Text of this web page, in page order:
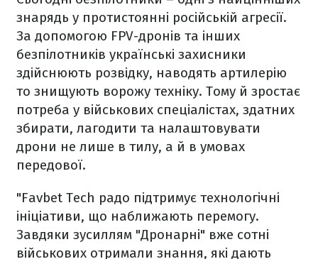
знарядь у протистоянні російській агресії.
За допомогою FPV-дронів та інших
безпілотників українські захисники
здійснюють розвідку, наводять артилерію
то знищують ворожу техніку. Тому й зростає
потреба у військових спеціалістах, здатних
збирати, лагодити та налаштовувати
дрони не лише в тилу, а й в умовах
передової.
"Favbet Tech радо підтримує технологічні
ініціативи, що наближають перемогу.
Завдяки зусиллям "Дронарні" вже сотні
військових отримали знання, які дають